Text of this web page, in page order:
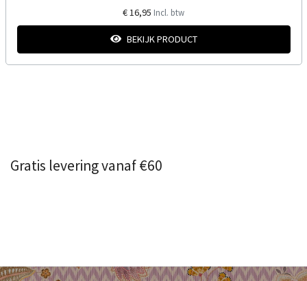
€ 16,95 Incl. btw
BEKIJK PRODUCT
Gratis levering vanaf €60